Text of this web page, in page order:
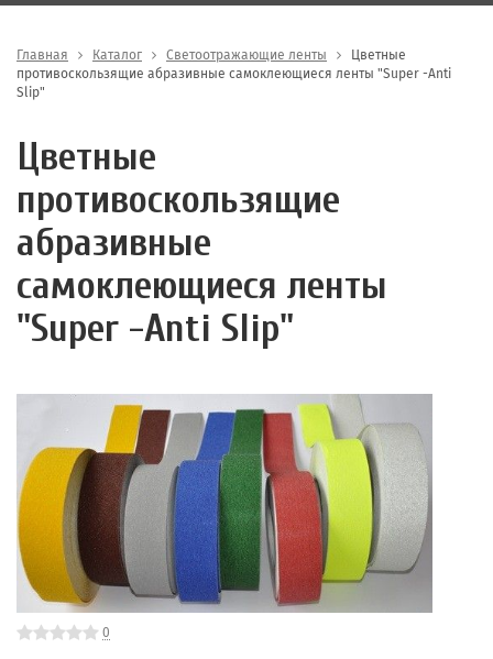
Главная Каталог Светоотражающие ленты
Цветные
противоскользящие абразивные самоклеющиеся ленты "Super -Anti
Slip"
Цветные
противоскользящие
абразивные
самоклеющиеся ленты
"Super -Anti Slip"
0